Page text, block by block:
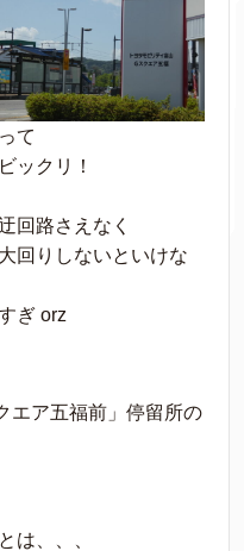
て
ックリ！
回路さえなく
回りしないといけな
ぎ orz
エア五福前」停留所の
は、、、